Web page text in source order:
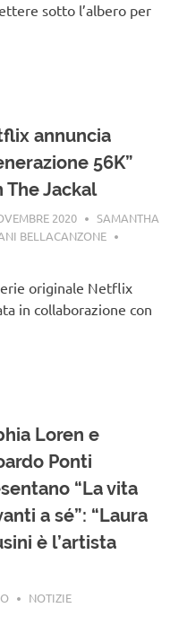
sotto l’albero per
annuncia
56K”
The Jackal
2020
SAMANTHA
BELLACANZONE
originale Netflix
in collaborazione con
Loren e
Ponti
“La vita
a sé”: “Laura
è l’artista
NOTIZIE